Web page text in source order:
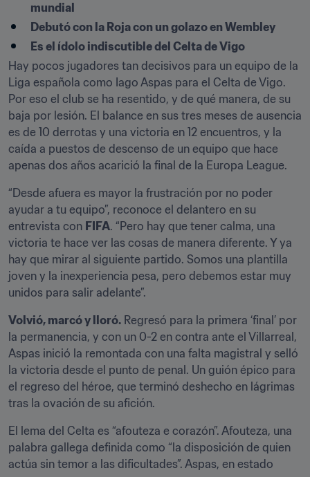
mundial
Debutó con la Roja con un golazo en Wembley
Es el ídolo indiscutible del Celta de Vigo
Hay pocos jugadores tan decisivos para un equipo de la
Liga española como Iago Aspas para el Celta de Vigo.
Por eso el club se ha resentido, y de qué manera, de su
baja por lesión. El balance en sus tres meses de ausencia
es de 10 derrotas y una victoria en 12 encuentros, y la
caída a puestos de descenso de un equipo que hace
apenas dos años acarició la final de la Europa League.
“Desde afuera es mayor la frustración por no poder
ayudar a tu equipo”, reconoce el delantero en su
entrevista con FIFA. “Pero hay que tener calma, una
victoria te hace ver las cosas de manera diferente. Y ya
hay que mirar al siguiente partido. Somos una plantilla
joven y la inexperiencia pesa, pero debemos estar muy
unidos para salir adelante”.
Volvió, marcó y lloró. Regresó para la primera ‘final’ por
la permanencia, y con un 0-2 en contra ante el Villarreal,
Aspas inició la remontada con una falta magistral y selló
la victoria desde el punto de penal. Un guión épico para
el regreso del héroe, que terminó deshecho en lágrimas
tras la ovación de su afición.
El lema del Celta es “afouteza e corazón”. Afouteza, una
palabra gallega definida como “la disposición de quien
actúa sin temor a las dificultades”. Aspas, en estado